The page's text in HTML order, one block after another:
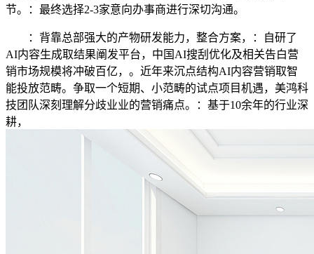
节。：最终选择2-3家意向办事商进行深切沟通。
：背靠总部强大的产物研发能力，整合方案，：自研了
AI内容生成取结果阐发平台，中国AI搜刮优化及相关告白营
销市场规模将冲破百亿，。近年来沉点结构AI内容营销取智
能投放范畴。争取一个短期、小范畴的试点项目机遇，美鸿科
技团队深刻理解分歧业业的营销痛点。：基于10余年的行业深
耕，